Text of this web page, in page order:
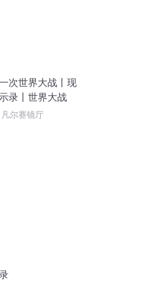
次世界大战丨现
录丨世界大战
尔赛镜厅